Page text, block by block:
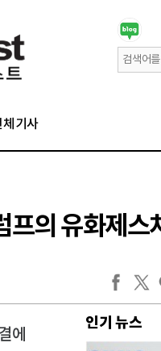
체기사
의 유화제스
에
인기 뉴스